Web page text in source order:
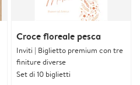
Croce floreale pesca
Inviti | Biglietto premium con tre
finiture diverse
Set di 10 biglietti